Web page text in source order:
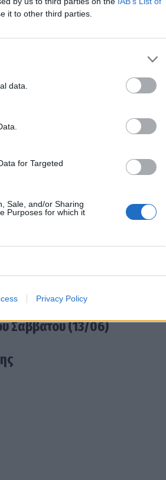
it to other third parties.
data.
for Targeted
Sale, and/or Sharing
Purposes for which it
Privacy Policy
περιοχές «Πλάκα» και
στη Μεγαλόπολη
Σαββάτου (13/06)